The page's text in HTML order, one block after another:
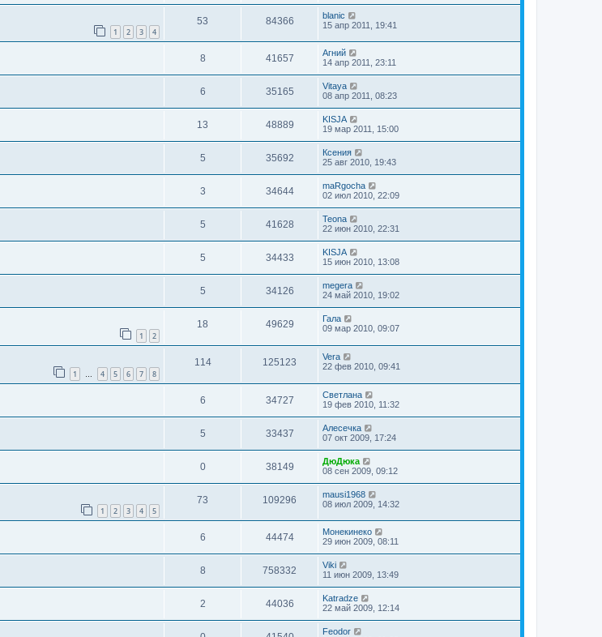
1 2 3 4
53 84366
blanic
15 апр 2011, 19:41
8 41657
Агний
14 апр 2011, 23:11
6 35165
Vitaya
08 апр 2011, 08:23
13 48889
KISJA
19 мар 2011, 15:00
5 35692
Ксения
25 авг 2010, 19:43
3 34644
maRgocha
02 июл 2010, 22:09
5 41628
Teona
22 июн 2010, 22:31
5 34433
KISJA
15 июн 2010, 13:08
5 34126
megera
24 май 2010, 19:02
1 2
18 49629
Гала
09 мар 2010, 09:07
1 … 4 5 6 7 8
114 125123
Vera
22 фев 2010, 09:41
6 34727
Светлана
19 фев 2010, 11:32
5 33437
Алесечка
07 окт 2009, 17:24
0 38149
ДюДюка
08 сен 2009, 09:12
1 2 3 4 5
73 109296
mausi1968
08 июл 2009, 14:32
6 44474
Монекинеко
29 июн 2009, 08:11
8 758332
Viki
11 июн 2009, 13:49
2 44036
Katradze
22 май 2009, 12:14
Feodor